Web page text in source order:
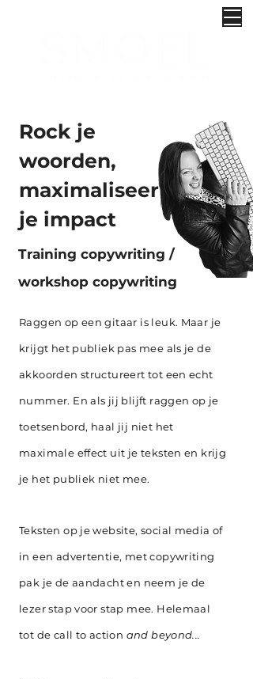
Rock je
woorden,
maximaliseer
je impact
Training copywriting /
workshop copywriting
Raggen op een gitaar is leuk. Maar je
krijgt het publiek pas mee als je de
akkoorden structureert tot een echt
nummer. En als jij blijft raggen op je
toetsenbord, haal jij niet het
maximale effect uit je teksten en krijg
je het publiek niet mee.
Teksten op je website, social media of
in een advertentie, met copywriting
pak je de aandacht en neem je de
lezer stap voor stap mee. Helemaal
tot de call to action and beyond...